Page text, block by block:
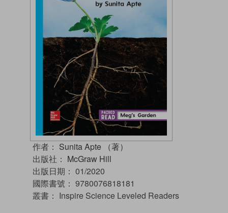
作者： Sunita Apte （著）
出版社： McGraw Hill
出版日期： 01/2020
國際書號： 9780076818181
叢書： Inspire Science Leveled Readers